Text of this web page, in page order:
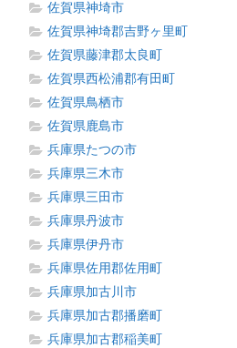
佐賀県神埼市
佐賀県神埼郡吉野ヶ里町
佐賀県藤津郡太良町
佐賀県西松浦郡有田町
佐賀県鳥栖市
佐賀県鹿島市
兵庫県たつの市
兵庫県三木市
兵庫県三田市
兵庫県丹波市
兵庫県伊丹市
兵庫県佐用郡佐用町
兵庫県加古川市
兵庫県加古郡播磨町
兵庫県加古郡稲美町